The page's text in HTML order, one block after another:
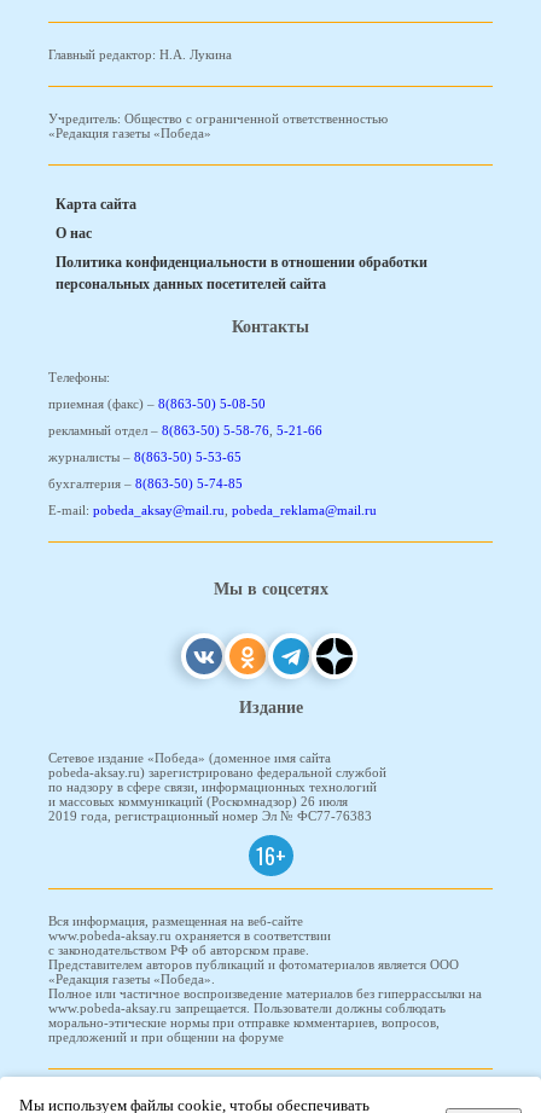
Главный редактор: Н.А. Лукина
Учредитель: Общество с ограниченной ответственностью
«Редакция газеты «Победа»
Карта сайта
О нас
Политика конфиденциальности в отношении обработки
персональных данных посетителей сайта
Контакты
Телефоны:
приемная (факс) – 8(863-50) 5-08-50
рекламный отдел – 8(863-50) 5-58-76, 5-21-66
журналисты – 8(863-50) 5-53-65
бухгалтерия – 8(863-50) 5-74-85
E-mail: pobeda_aksay@mail.ru, pobeda_reklama@mail.ru
Мы в соцсетях
Издание
Сетевое издание «Победа» (доменное имя сайта
pobeda-aksay.ru) зарегистрировано федеральной службой
по надзору в сфере связи, информационных технологий
и массовых коммуникаций (Роскомнадзор) 26 июля
2019 года, регистрационный номер Эл № ФС77-76383
16+
Вся информация, размещенная на веб-сайте
www.pobeda-aksay.ru охраняется в соответствии
с законодательством РФ об авторском праве.
Представителем авторов публикаций и фотоматериалов является ООО
«Редакция газеты «Победа».
Полное или частичное воспроизведение материалов без гиперрассылки на
www.pobeda-aksay.ru запрещается. Пользователи должны соблюдать
морально-этические нормы при отправке комментариев, вопросов,
предложений и при общении на форуме
ПОБЕДА © 2010-2026
Мы используем файлы cookie, чтобы обеспечивать